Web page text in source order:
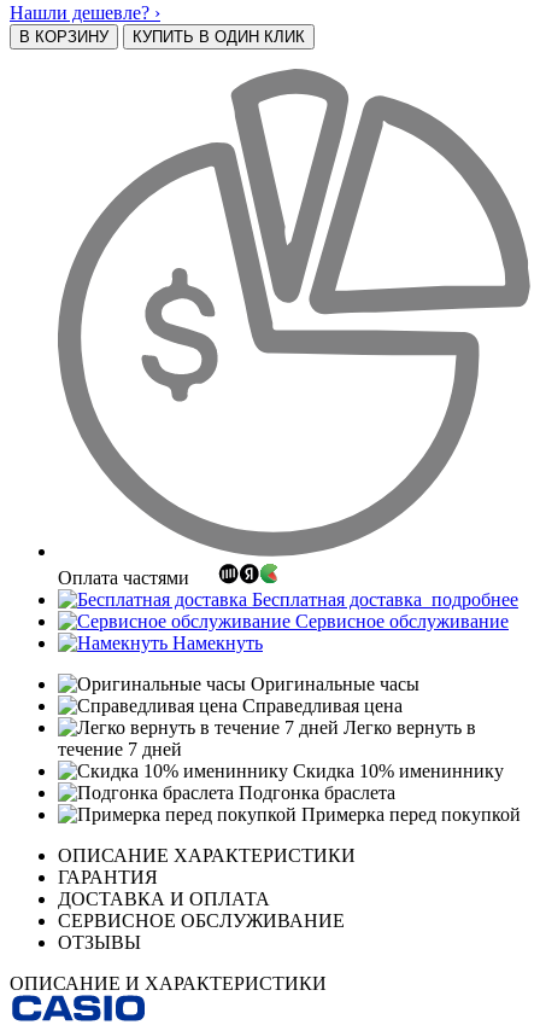
Нашли дешевле? ›
В КОРЗИНУ КУПИТЬ В ОДИН КЛИК
Оплата частями
Бесплатная доставка подробнее
Сервисное обслуживание
Намекнуть
Оригинальные часы
Справедливая цена
Легко вернуть в
течение 7 дней
Скидка 10% имениннику
Подгонка браслета
Примерка перед покупкой
ОПИСАНИЕ ХАРАКТЕРИСТИКИ
ГАРАНТИЯ
ДОСТАВКА И ОПЛАТА
СЕРВИСНОЕ ОБСЛУЖИВАНИЕ
ОТЗЫВЫ
ОПИСАНИЕ И ХАРАКТЕРИСТИКИ